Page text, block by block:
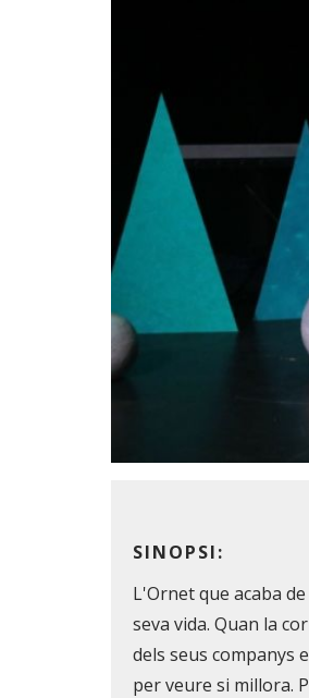
SINOPSI:
L'Ornet que acaba
seva vida. Quan la
dels seus companys
per veure si millora.